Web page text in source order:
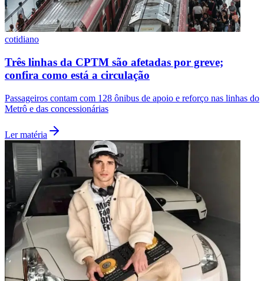
Botafogo
cotidiano
Três linhas da CPTM são afetadas por greve;
confira como está a circulação
Passageiros contam com 128 ônibus de apoio e reforço nas linhas do
Metrô e das concessionárias
Ler matéria